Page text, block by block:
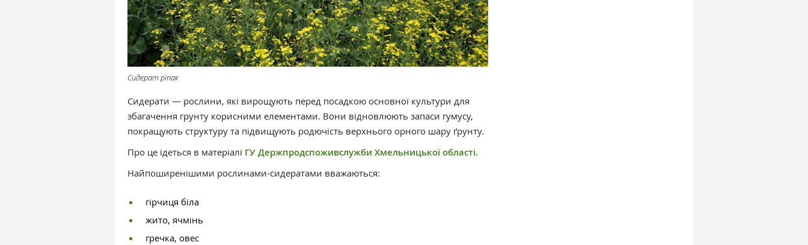
Сидерат ріпак
Сидерати — рослини, які вирощують перед посадкою основної культури для
збагачення грунту корисними елементами. Вони відновлюють запаси гумусу,
покращують структуру та підвищують родючість верхнього орного шару ґрунту.
Про це ідеться в матеріалі ГУ Держпродспоживслужби Хмельницької області.
Найпоширенішими рослинами-сидератами вважаються:
гірчиця біла
жито, ячмінь
гречка, овес